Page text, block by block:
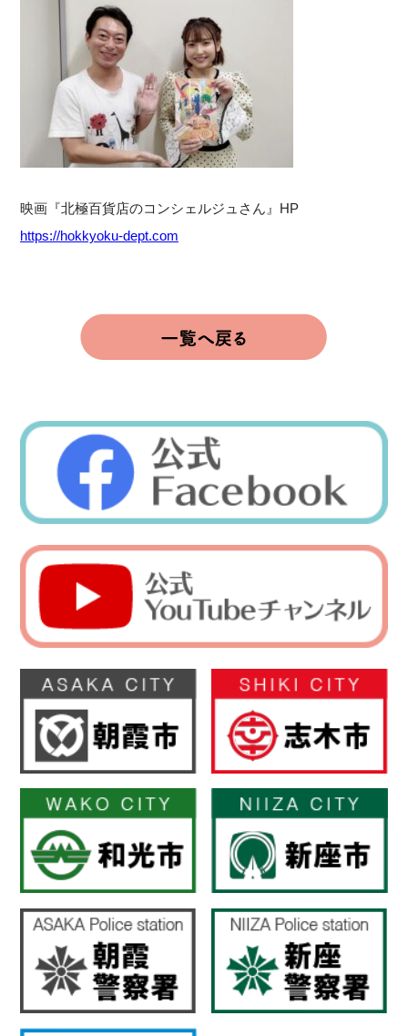
映画『北極百貨店のコンシェルジュさん』HP
https://hokkyoku-dept.com